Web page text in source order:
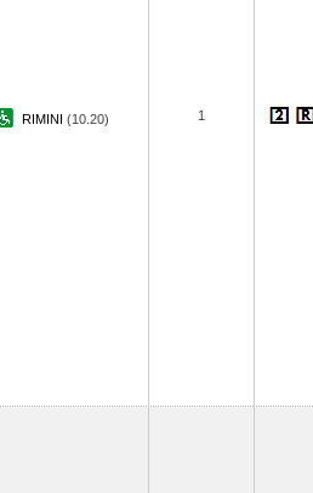
RIMINI (10.20) 1